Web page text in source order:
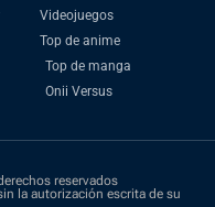
Videojuegos
Top de anime
Top de manga
Onii Versus
reservados
la autorización escrita de su